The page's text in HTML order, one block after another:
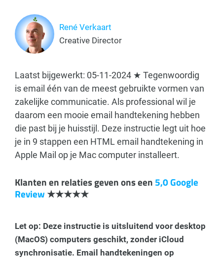
René Verkaart
Creative Director
Laatst bijgewerkt: 05-11-2024 ★ Tegenwoordig
is email één van de meest gebruikte vormen van
zakelijke communicatie. Als professional wil je
daarom een mooie email handtekening hebben
die past bij je huisstijl. Deze instructie legt uit hoe
je in 9 stappen een HTML email handtekening in
Apple Mail op je Mac computer installeert.
Klanten en relaties geven ons een 5,0 Google
Review ★★★★★
Let op: Deze instructie is uitsluitend voor desktop
(MacOS) computers geschikt, zonder iCloud
synchronisatie. Email handtekeningen op